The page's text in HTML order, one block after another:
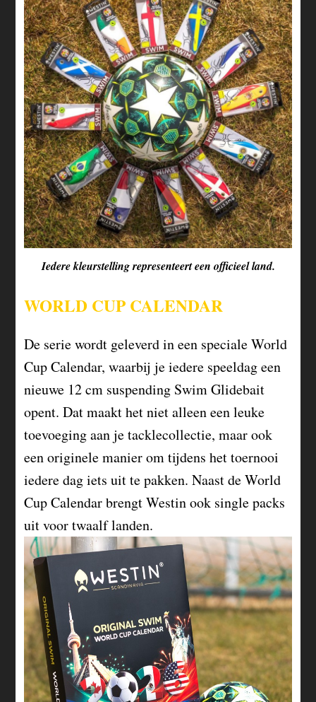
Iedere kleurstelling representeert een officieel land.
WORLD CUP CALENDAR
De serie wordt geleverd in een speciale World
Cup Calendar, waarbij je iedere speeldag een
nieuwe 12 cm suspending Swim Glidebait
opent. Dat maakt het niet alleen een leuke
toevoeging aan je tacklecollectie, maar ook
een originele manier om tijdens het toernooi
iedere dag iets uit te pakken. Naast de World
Cup Calendar brengt Westin ook single packs
uit voor twaalf landen.